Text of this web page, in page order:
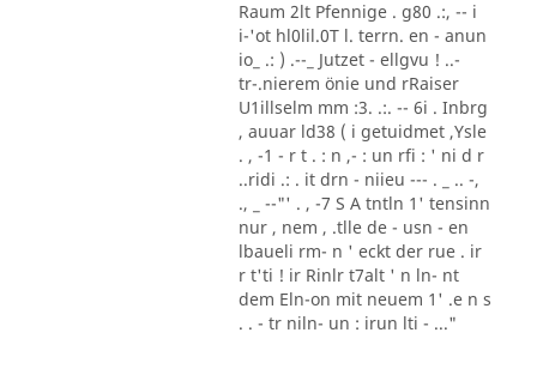
Raum 2lt Pfennige . g80 .:, -- i
i-'ot hl0lil.0T l. terrn. en - anun
io_ .: ) .--_ Jutzet - ellgvu ! ..-
tr-.nierem önie und rRaiser
U1illselm mm :3. .:. -- 6i . Inbrg
, auuar ld38 ( i getuidmet ,Ysle
. , -1 - r t . : n ,- : un rfi : ' ni d r
..ridi .: . it drn - niieu --- . _ .. -,
., _ --"' . , -7 S A tntln 1' tensinn
nur , nem , .tlle de - usn - en
lbaueli rm- n ' eckt der rue . ir
r t'ti ! ir Rinlr t7alt ' n ln- nt
dem Eln-on mit neuem 1' .e n s
. . - tr niln- un : irun lti - ..."